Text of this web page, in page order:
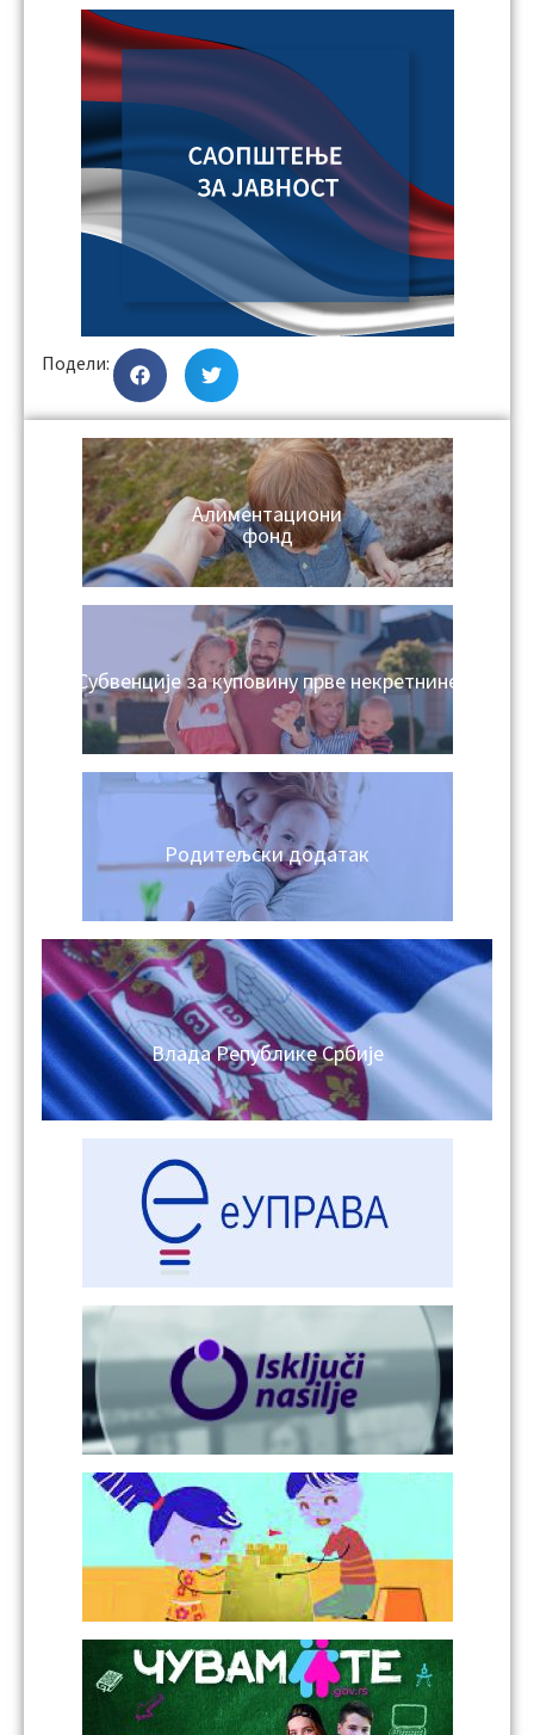
Подели:
Алиментациони
фонд
Субвенције за куповину прве некретнине
Родитељски додатак
Влада Републике Србије